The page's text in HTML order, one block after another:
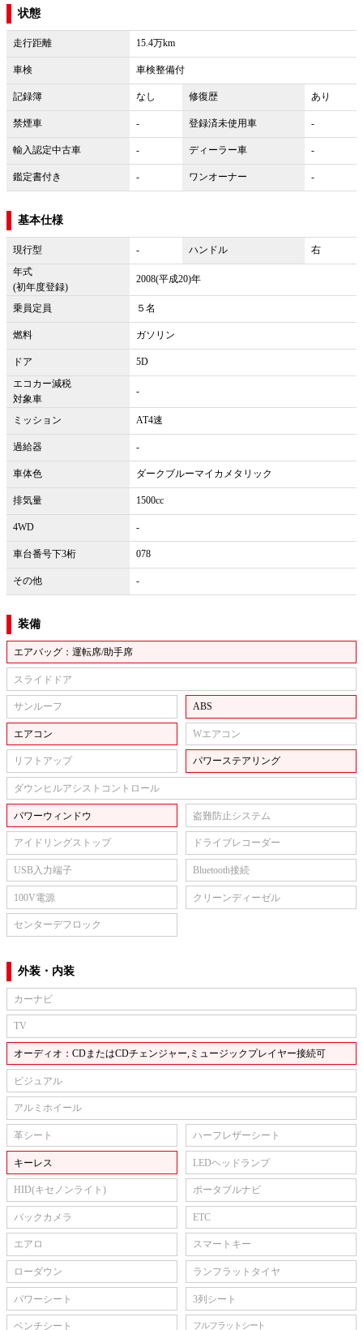
状態
走行距離 15.4万km
車検 車検整備付
記録簿 なし 修復歴 あり
禁煙車 - 登録済未使用車 -
輸入認定中古車 - ディーラー車 -
鑑定書付き - ワンオーナー -
基本仕様
現行型 - ハンドル
右
年式
(初年度登録)
2008(平成20)年
乗員定員 ５名
燃料 ガソリン
ドア
5D
エコカー減税
対象車
-
ミッション AT4速
過給器 -
車体色 ダークブルーマイカメタリック
排気量 1500cc
4WD -
車台番号下3桁 078
その他 -
装備
エアバッグ：運転席/助手席
スライドドア
サンルーフ ABS
エアコン Wエアコン
リフトアップ パワーステアリング
ダウンヒルアシストコントロール
パワーウィンドウ 盗難防止システム
アイドリングストップ ドライブレコーダー
USB入力端子 Bluetooth接続
100V電源 クリーンディーゼル
センターデフロック
外装・内装
カーナビ
TV
オーディオ：CDまたはCDチェンジャー,ミュージックプレイヤー接続可
ビジュアル
アルミホイール
革シート ハーフレザーシート
キーレス LEDヘッドランプ
HID(キセノンライト) ポータブルナビ
バックカメラ ETC
エアロ スマートキー
ローダウン ランフラットタイヤ
パワーシート 3列シート
ベンチシート フルフラットシート